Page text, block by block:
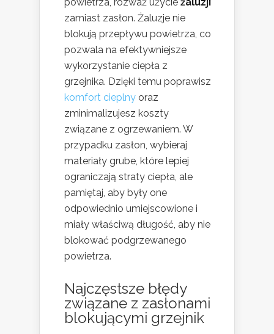
powietrza, rozważ użycie żaluzji
zamiast zasłon. Żaluzje nie
blokują przepływu powietrza, co
pozwala na efektywniejsze
wykorzystanie ciepła z
grzejnika. Dzięki temu poprawisz
komfort cieplny oraz
zminimalizujesz koszty
związane z ogrzewaniem. W
przypadku zasłon, wybieraj
materiały grube, które lepiej
ograniczają straty ciepła, ale
pamiętaj, aby były one
odpowiednio umiejscowione i
miały właściwą długość, aby nie
blokować podgrzewanego
powietrza.
Najczęstsze błędy
związane z zasłonami
blokującymi grzejnik